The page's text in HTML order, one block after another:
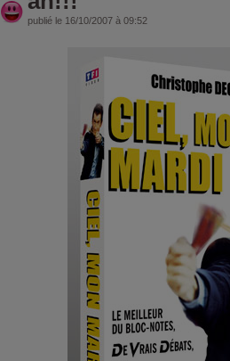
publié le 16/10/2007 à 09:52